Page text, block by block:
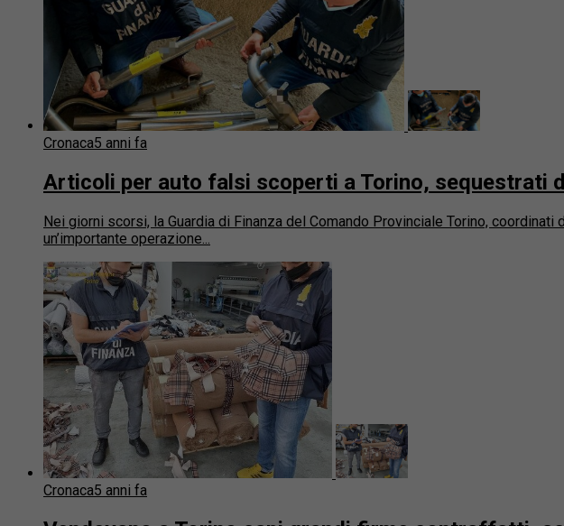
Cronaca5 anni fa
Articoli per auto falsi scoperti a Torino, sequestrati
Nei giorni scorsi, la Guardia di Finanza del Comando Provinciale Torino,
un’importante operazione...
Cronaca5 anni fa